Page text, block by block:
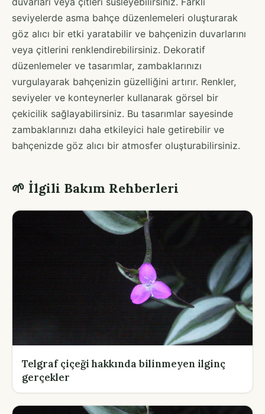
seviyelerde asma bahçe düzenlemeleri oluşturarak
göz alıcı bir etki yaratabilir ve bahçenizin duvarlarını
veya çitlerini renklendirebilirsiniz. Dekoratif
düzenlemeler ve tasarımlar, zambaklarınızı
vurgulayarak bahçenizin güzelliğini artırır. Renkler,
seviyeler ve konteynerler kullanarak görsel bir
çekicilik sağlayabilirsiniz. Bu tasarımlar sayesinde
zambaklarınızı daha etkileyici hale getirebilir ve
bahçenizde göz alıcı bir atmosfer oluşturabilirsiniz.
🌱 İlgili Bakım Rehberleri
Telgraf çiçeği hakkında bilinmeyen ilginç
gerçekler